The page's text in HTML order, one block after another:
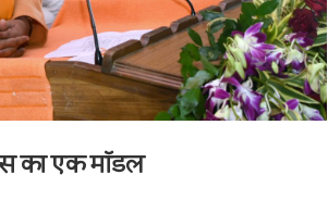
का एक मॉडल